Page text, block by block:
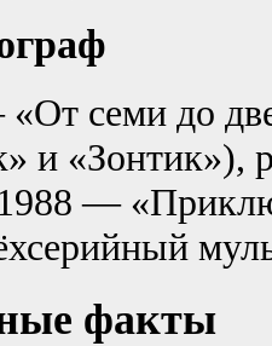
семи до
и «Зонтик»),
—
факты